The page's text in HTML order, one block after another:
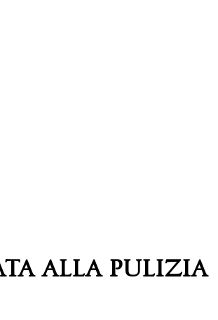
alla pulizia